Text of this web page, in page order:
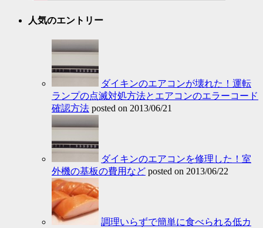
人気のエントリー
ダイキンのエアコンが壊れた！運転
ランプの点滅対処方法とエアコンのエラーコード
確認方法 posted on 2013/06/21
ダイキンのエアコンを修理した！室
外機の基板の費用など posted on 2013/06/22
調理いらずで簡単に食べられる低カ